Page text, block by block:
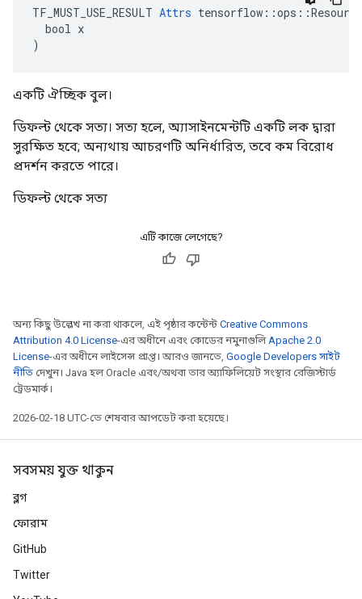
TF_MUST_USE_RESULT Attrs
  bool x
)
একটি ঐচ্ছিক বুল।
ডিফল্ট থেকে সত্য। সত্য হলে, অ্যাসাইনমেন্টটি একটি লক দ্বারা
সুরক্ষিত হবে; অন্যথায় আচরণটি অনির্ধারিত, তবে কম বিরোধ
প্রদর্শন করতে পারে।
ডিফল্ট থেকে সত্য
এটি কাজে লেগেছে?
অন্য কিছু উল্লেখ না করা থাকলে, এই পৃষ্ঠার কন্টেন্ট Creative Commons
Attribution 4.0 License-এর অধীনে এবং কোডের নমুনাগুলিApache 2.0
License-এর অধীনে লাইসেন্স প্রাপ্ত। আরও জানতে, Google Developers সাইট
নীতি দেখুন। Java হল Oracle এবং/অথবা তার অ্যাফিলিয়েট সংস্থার রেজিস্টার্ড
ট্রেডমার্ক।
2026-02-18 UTC-তে শেষবার আপডেট করা হয়েছে।
সবসময় যুক্ত থাকুন
ব্লগ
ফোরাম
GitHub
Twitter